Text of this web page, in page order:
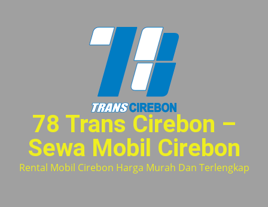
78 Trans Cirebon –
Sewa Mobil Cirebon
Rental Mobil Cirebon Harga Murah Dan Terlengkap